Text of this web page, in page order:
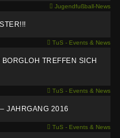
Jugendfußball-News
TuS - Events & News
TREFFEN SICH
TuS - Events & News
JAHRGANG 2016
TuS - Events & News